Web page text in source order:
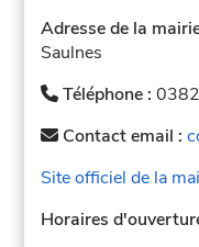
Adresse de la
Saulnes
Téléphone :
Contact email :
Site officiel de la
Horaires